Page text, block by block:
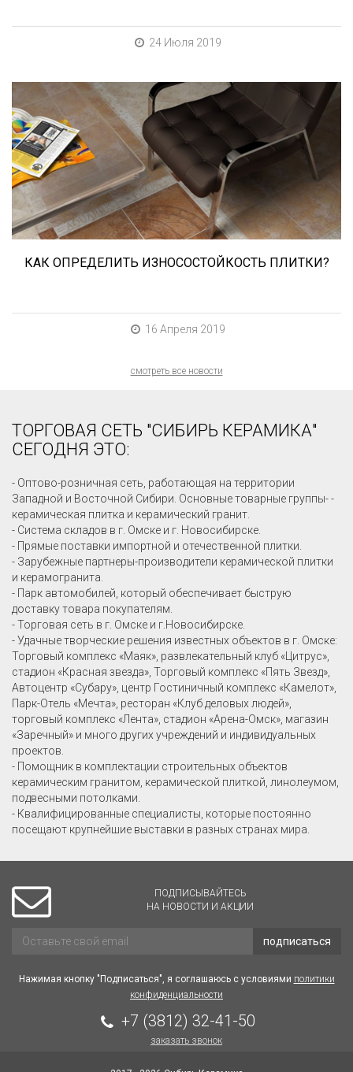
24 Июля 2019
При выборе любой плитки важно важны не
только цвет и размер, но и ее
износостойкость. Как же определить
износостойкость керамической плитки и
керамогранита? Сейчас расскажем.
КАК ОПРЕДЕЛИТЬ ИЗНОСОСТОЙКОСТЬ ПЛИТКИ?
16 Апреля 2019
смотреть все новости
ТОРГОВАЯ СЕТЬ "СИБИРЬ КЕРАМИКА"
СЕГОДНЯ ЭТО:
- Оптово-розничная сеть, работающая на территории
Западной и Восточной Сибири. Основные товарные группы- -
керамическая плитка и керамический гранит.
- Система складов в г. Омске и г. Новосибирске.
- Прямые поставки импортной и отечественной плитки.
- Зарубежные партнеры-производители керамической плитки
и керамогранита.
- Парк автомобилей, который обеспечивает быструю
доставку товара покупателям.
- Торговая сеть в г. Омске и г.Новосибирске.
- Удачные творческие решения известных объектов в г. Омске:
Торговый комплекс «Маяк», развлекательный клуб «Цитрус»,
стадион «Красная звезда», Торговый комплекс «Пять Звезд»,
Автоцентр «Субару», центр Гостиничный комплекс «Камелот»,
Парк-Отель «Мечта», ресторан «Клуб деловых людей»,
торговый комплекс «Лента», стадион «Арена-Омск», магазин
«Заречный» и много других учреждений и индивидуальных
проектов.
- Помощник в комплектации строительных объектов
керамическим гранитом, керамической плиткой, линолеумом,
подвесными потолками.
- Квалифицированные специалисты, которые постоянно
посещают крупнейшие выставки в разных странах мира.
ПОДПИСЫВАЙТЕСЬ
НА НОВОСТИ И АКЦИИ
подписаться
Нажимая кнопку "Подписаться", я соглашаюсь с условиями политики
конфиденциальности
+7 (3812) 32-41-50
заказать звонок